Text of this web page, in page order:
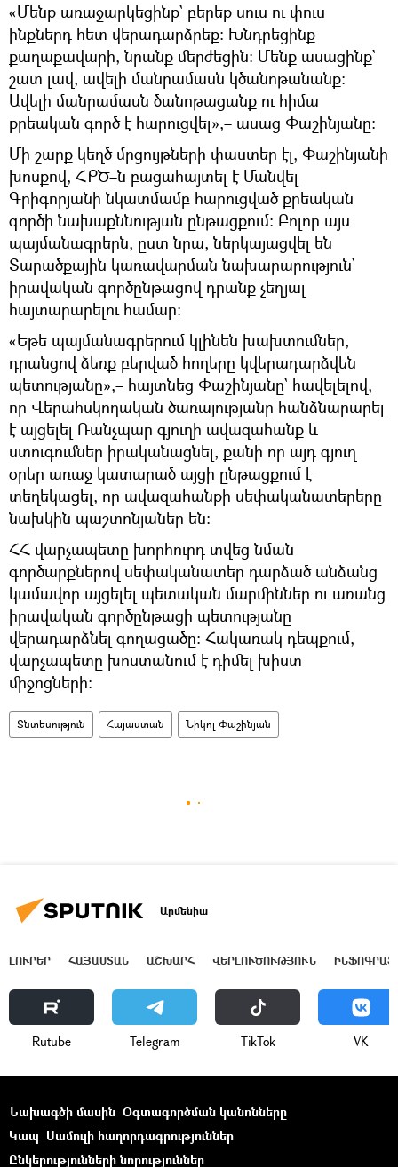
«Մենք առաջարկեցինք` բերեք սուս ու փուս
ինքներդ հետ վերադարձրեք։ Խնդրեցինք
քաղաքավարի, նրանք մերժեցին։ Մենք ասացինք`
շատ լավ, ավելի մանրամասն կծանոթանանք։
Ավելի մանրամասն ծանոթացանք ու հիմա
քրեական գործ է հարուցվել»,– ասաց Փաշինյանը։
Մի շարք կեղծ մրցույթների փաստեր էլ, Փաշինյանի
խոսքով, ՀՔԾ–ն բացահայտել է Մանվել
Գրիգորյանի նկատմամբ հարուցված քրեական
գործի նախաքննության ընթացքում։ Բոլոր այս
պայմանագրերն, ըստ նրա, ներկայացվել են
Տարածքային կառավարման նախարարություն`
իրավական գործընթացով դրանք չեղյալ
հայտարարելու համար։
«Եթե պայմանագրերում կլինեն խախտումներ,
դրանցով ձեռք բերված հողերը կվերադարձվեն
պետությանը»,– հայտնեց Փաշինյանը` հավելելով,
որ Վերահսկողական ծառայությանը հանձնարարել
է այցելել Ռանչպար գյուղի ավազահանք և
ստուգումներ իրականացնել, քանի որ այդ գյուղ
օրեր առաջ կատարած այցի ընթացքում է
տեղեկացել, որ ավազահանքի սեփականատերերը
նախկին պաշտոնյաներ են։
ՀՀ վարչապետը խորհուրդ տվեց նման
գործարքներով սեփականատեր դարձած անձանց
կամավոր այցելել պետական մարմիններ ու առանց
իրավական գործընթացի պետությանը
վերադարձնել գողացածը։ Հակառակ դեպքում,
վարչապետը խոստանում է դիմել խիստ
միջոցների։
Տնտեսություն Հայաստան Նիկոլ Փաշինյան
Արմենիա
ԼՈՒՐԵՐ ՀԱՅԱՍՏԱՆ ԱՇԽԱՐՀ ՎԵՐԼՈՒԾՈՒԹՅՈՒՆ
Rutube Telegram ТikТоk VK
Նախագծի մասին Օգտագործման կանոնները
Կապ Մամուլի հաղորդագրություններ
Ընկերությունների նորություններ